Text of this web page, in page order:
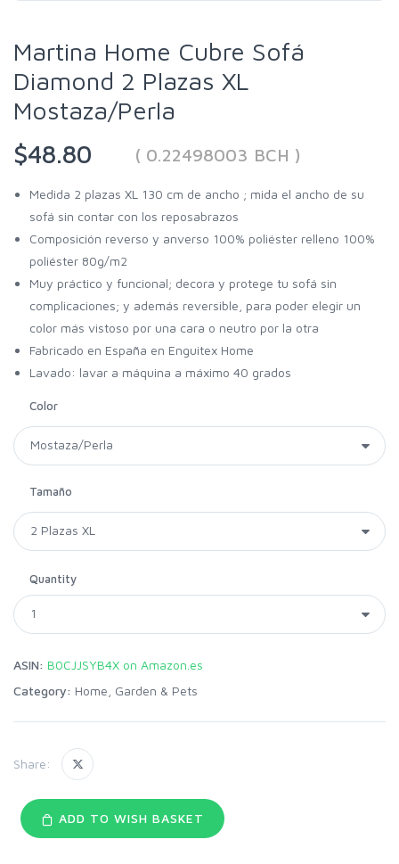
Martina Home Cubre Sofá
Diamond 2 Plazas XL
Mostaza/Perla
$48.80
( 0.22498003 BCH )
Medida 2 plazas XL 130 cm de ancho ; mida el ancho de su
sofá sin contar con los reposabrazos
Composición reverso y anverso 100% poliéster relleno 100%
poliéster 80g/m2
Muy práctico y funcional; decora y protege tu sofá sin
complicaciones; y además reversible, para poder elegir un
color más vistoso por una cara o neutro por la otra
Fabricado en España en Enguitex Home
Lavado: lavar a máquina a máximo 40 grados
Color
Tamaño
Quantity
ASIN: B0CJJSYB4X on Amazon.es
Category: Home, Garden & Pets
Share:
ADD TO WISH BASKET